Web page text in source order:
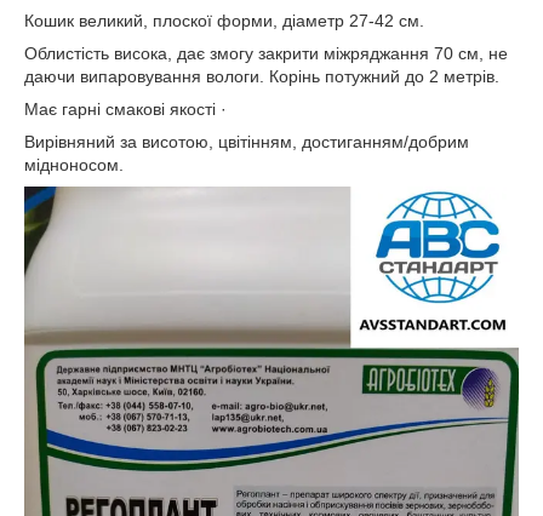
Кошик великий, плоскої форми, діаметр 27-42 см.
Облистість висока, дає змогу закрити міжряджання 70 см, не
даючи випаровування вологи. Корінь потужний до 2 метрів.
Має гарні смакові якості ·
Вирівняний за висотою, цвітінням, достиганням/добрим
мідноносом.